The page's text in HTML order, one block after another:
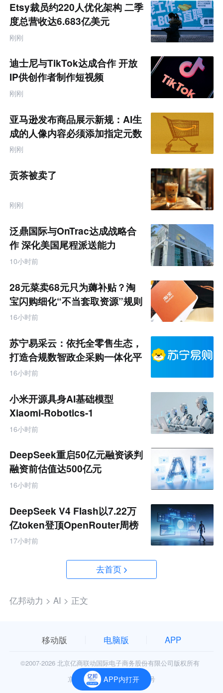
来
零
售
跨
境
商
产
业
互
联
网
题
Etsy裁员约220人优化架构 二季
度总营收达6.683亿美元
刚刚
迪士尼与TikTok达成合作 开放
IP供创作者制作短视频
刚刚
亚马逊发布商品展示新规：AI生
成的人像内容必须添加指定元数
据
刚刚
贡茶被卖了
刚刚
泛鼎国际与OnTrac达成战略合
作 深化美国尾程派送能力
10小时前
28元菜卖68元只为薅补贴？淘
宝闪购细化“不当套取资源”规则
16小时前
苏宁易采云：依托全零售生态，
打造合规数智政企采购一体化平
台
16小时前
小米开源具身AI基础模型
Xiaomi-Robotics-1
16小时前
DeepSeek重启50亿元融资谈判
融资前估值达500亿元
16小时前
DeepSeek V4 Flash以7.22万
亿token登顶OpenRouter周榜
17小时前
去首页
亿邦动力 > AI > 正文
APP内打开
移动版 电脑版 APP
©2007-2026 北京亿商联动国际电子商务股份有限公司版权所有
京公网安备11010602006906号